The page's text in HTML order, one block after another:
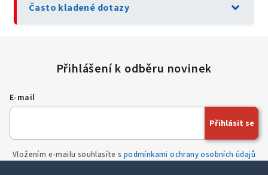
Často kladené dotazy expand_more
E-mail
Vložením e-mailu souhlasíte s podmínkami ochrany osobních údajů
Přihlásit se